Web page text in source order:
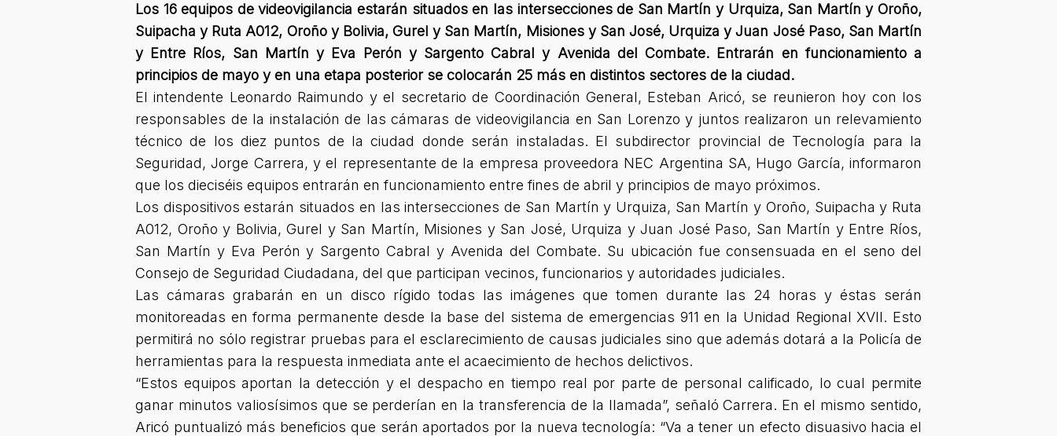
Los 16 equipos de videovigilancia estarán situados en las intersecciones de San Martín y Urquiza, San Martín y Oroño,
Suipacha y Ruta A012, Oroño y Bolivia, Gurel y San Martín, Misiones y San José, Urquiza y Juan José Paso, San Martín
y Entre Ríos, San Martín y Eva Perón y Sargento Cabral y Avenida del Combate. Entrarán en funcionamiento a
principios de mayo y en una etapa posterior se colocarán 25 más en distintos sectores de la ciudad.
El intendente Leonardo Raimundo y el secretario de Coordinación General, Esteban Aricó, se reunieron hoy con los
responsables de la instalación de las cámaras de videovigilancia en San Lorenzo y juntos realizaron un relevamiento
técnico de los diez puntos de la ciudad donde serán instaladas. El subdirector provincial de Tecnología para la
Seguridad, Jorge Carrera, y el representante de la empresa proveedora NEC Argentina SA, Hugo García, informaron
que los dieciséis equipos entrarán en funcionamiento entre fines de abril y principios de mayo próximos.
Los dispositivos estarán situados en las intersecciones de San Martín y Urquiza, San Martín y Oroño, Suipacha y Ruta
A012, Oroño y Bolivia, Gurel y San Martín, Misiones y San José, Urquiza y Juan José Paso, San Martín y Entre Ríos,
San Martín y Eva Perón y Sargento Cabral y Avenida del Combate. Su ubicación fue consensuada en el seno del
Consejo de Seguridad Ciudadana, del que participan vecinos, funcionarios y autoridades judiciales.
Las cámaras grabarán en un disco rígido todas las imágenes que tomen durante las 24 horas y éstas serán
monitoreadas en forma permanente desde la base del sistema de emergencias 911 en la Unidad Regional XVII. Esto
permitirá no sólo registrar pruebas para el esclarecimiento de causas judiciales sino que además dotará a la Policía de
herramientas para la respuesta inmediata ante el acaecimiento de hechos delictivos.
“Estos equipos aportan la detección y el despacho en tiempo real por parte de personal calificado, lo cual permite
ganar minutos valiosísimos que se perderían en la transferencia de la llamada”, señaló Carrera. En el mismo sentido,
Aricó puntualizó más beneficios que serán aportados por la nueva tecnología: “Va a tener un efecto disuasivo hacia el